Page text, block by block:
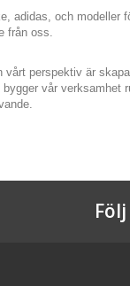
adidas, och modeller
från oss.
vårt perspektiv är
vår verksamhet